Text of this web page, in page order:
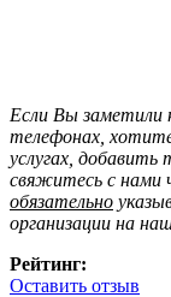
Если Вы заметили
телефонах,
услугах,
свяжитесь с нами
обязательно
организации на
Рейтинг:
Оставить отзыв